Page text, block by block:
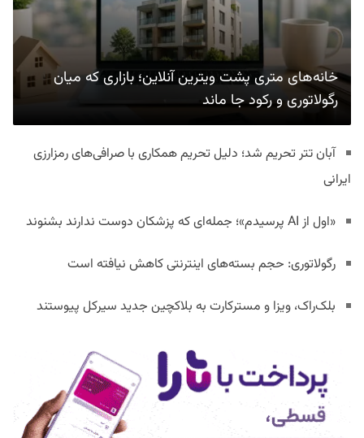
خانه‌های متری پشت ویترین آنلاین؛ بازاری که میان
رگولاتوری و رکود جا ماند
آبان تتر تحریم شد؛ دلیل تحریم همکاری با صرافی‌های رمزارزی
ایرانی
«اول از AI پرسیدم»؛ جمله‌ای که پزشکان دوست ندارند بشنوند
رگولاتوری: حجم بسته‌های اینترنتی کاهش نیافته است
بلک‌راک، ویزا و مسترکارت به بلاکچین جدید سیرکل پیوستند